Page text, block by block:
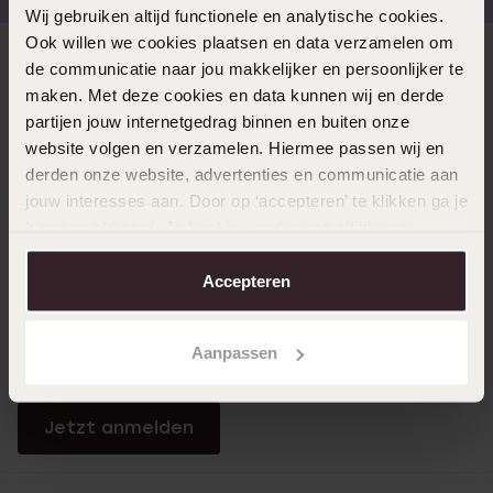
Wij gebruiken altijd functionele en analytische cookies.
Ook willen we cookies plaatsen en data verzamelen om
de communicatie naar jou makkelijker en persoonlijker te
maken. Met deze cookies en data kunnen wij en derde
partijen jouw internetgedrag binnen en buiten onze
website volgen en verzamelen. Hiermee passen wij en
derden onze website, advertenties en communicatie aan
jouw interesses aan. Door op ‘accepteren’ te klikken ga je
aanpassen. Lees er meer over in onscookiebeleid.
Accepteren
Aanpassen
Direkt zu
Über Lucardi
Rabatt auf all deine Einkäufe
Jetzt anmelden